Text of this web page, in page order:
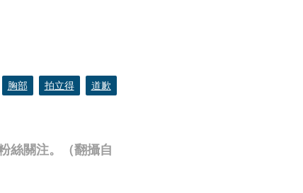
絲關注。（翻攝自
胸部 拍立得 道歉